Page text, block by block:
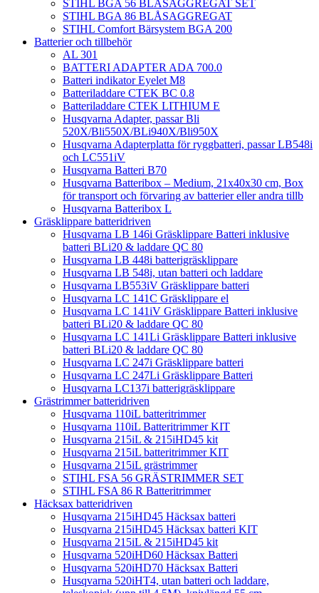
STIHL BGA 56 BLÅSAGGREGAT SET
STIHL BGA 86 BLÅSAGGREGAT
STIHL Comfort Bärsystem BGA 200
Batterier och tillbehör
AL 301
BATTERI ADAPTER ADA 700.0
Batteri indikator Eyelet M8
Batteriladdare CTEK BC 0.8
Batteriladdare CTEK LITHIUM E
Husqvarna Adapter, passar Bli
520X/Bli550X/BLi940X/Bli950X
Husqvarna Adapterplatta för ryggbatteri, passar LB548i
och LC551iV
Husqvarna Batteri B70
Husqvarna Batteribox – Medium, 21x40x30 cm, Box
för transport och förvaring av batterier eller andra tillb
Husqvarna Batteribox L
Gräsklippare batteridriven
Husqvarna LB 146i Gräsklippare Batteri inklusive
batteri BLi20 & laddare QC 80
Husqvarna LB 448i batterigräsklippare
Husqvarna LB 548i, utan batteri och laddare
Husqvarna LB553iV Gräsklippare batteri
Husqvarna LC 141C Gräsklippare el
Husqvarna LC 141iV Gräsklippare Batteri inklusive
batteri BLi20 & laddare QC 80
Husqvarna LC 141Li Gräsklippare Batteri inklusive
batteri BLi20 & laddare QC 80
Husqvarna LC 247i Gräsklippare batteri
Husqvarna LC 247Li Gräsklippare Batteri
Husqvarna LC137i batterigräsklippare
Grästrimmer batteridriven
Husqvarna 110iL batteritrimmer
Husqvarna 110iL Batteritrimmer KIT
Husqvarna 215iL & 215iHD45 kit
Husqvarna 215iL batteritrimmer KIT
Husqvarna 215iL grästrimmer
STIHL FSA 56 GRÄSTRIMMER SET
STIHL FSA 86 R Batteritrimmer
Häcksax batteridriven
Husqvarna 215iHD45 Häcksax batteri
Husqvarna 215iHD45 Häcksax batteri KIT
Husqvarna 215iL & 215iHD45 kit
Husqvarna 520iHD60 Häcksax Batteri
Husqvarna 520iHD70 Häcksax Batteri
Husqvarna 520iHT4, utan batteri och laddare,